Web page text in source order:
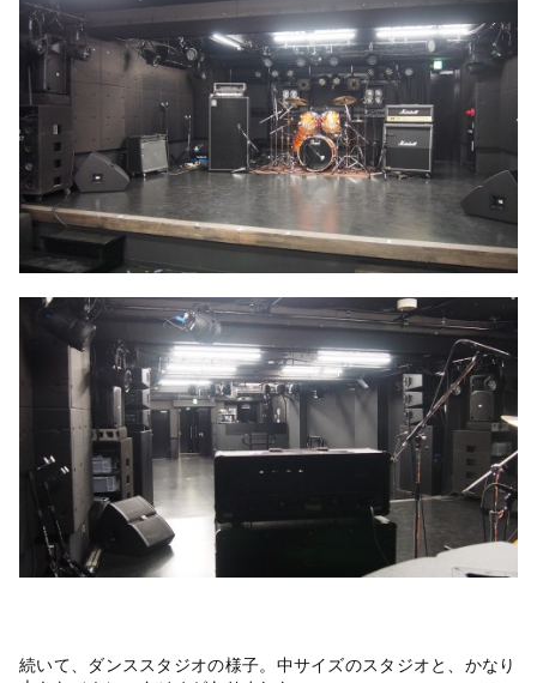
続いて、ダンススタジオの様子。中サイズのスタジオと、かなり